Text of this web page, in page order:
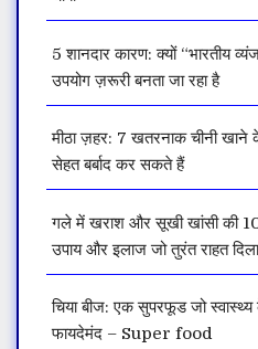
5 शानदार कारण: क्यों “भारतीय
उपयोग ज़रूरी बनता जा रहा है
मीठा ज़हर: 7 खतरनाक चीनी
सेहत बर्बाद कर सकते हैं
गले में खराश और सूखी खांसी की
उपाय और इलाज जो तुरंत राहत
चिया बीज: एक सुपरफूड जो
फायदेमंद – Super food